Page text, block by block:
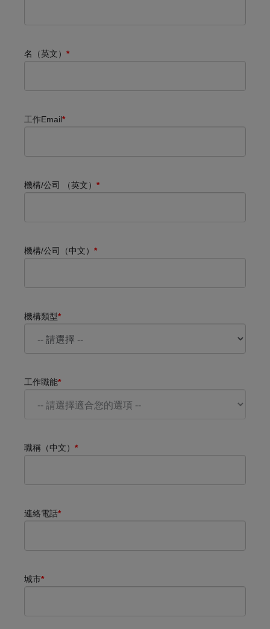
名（英文） *
工作Email*
機構/公司 （英文） *
機構/公司（中文） *
機構類型*
工作職能*
職稱（中文） *
連絡電話*
城市*